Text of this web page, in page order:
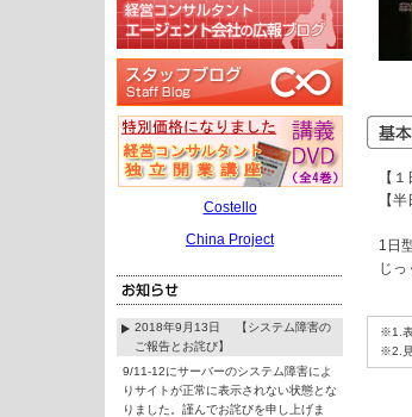
Costello
China Project
2018年9月13日 【システム障害の
ご報告とお詫び】
9/11-12にサーバーのシステム障害によ
りサイトが正常に表示されない状態とな
りました。謹んでお詫びを申し上げま
【
【
1日
じっ
※1.表
※2.見